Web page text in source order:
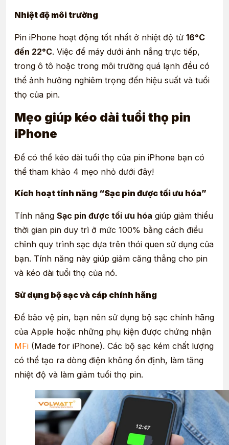
Nhiệt độ môi trường
Pin iPhone hoạt động tốt nhất ở nhiệt độ từ 16°C
đến 22°C. Việc để máy dưới ánh nắng trực tiếp,
trong ô tô hoặc trong môi trường quá lạnh đều có
thể ảnh hưởng nghiêm trọng đến hiệu suất và tuổi
thọ của pin.
Mẹo giúp kéo dài tuổi thọ pin
iPhone
Để có thể kéo dài tuổi thọ của pin iPhone bạn có
thể tham khảo 4 mẹo nhỏ dưới đây!
Kích hoạt tính năng “Sạc pin được tối ưu hóa”
Tính năng Sạc pin được tối ưu hóa giúp giảm thiểu
thời gian pin duy trì ở mức 100% bằng cách điều
chỉnh quy trình sạc dựa trên thói quen sử dụng của
bạn. Tính năng này giúp giảm căng thẳng cho pin
và kéo dài tuổi thọ của nó.
Sử dụng bộ sạc và cáp chính hãng
Để bảo vệ pin, bạn nên sử dụng bộ sạc chính hãng
của Apple hoặc những phụ kiện được chứng nhận
MFi (Made for iPhone). Các bộ sạc kém chất lượng
có thể tạo ra dòng điện không ổn định, làm tăng
nhiệt độ và làm giảm tuổi thọ pin.